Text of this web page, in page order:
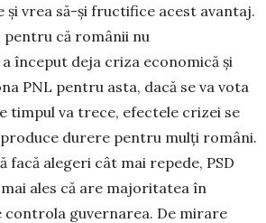
și vrea să-și fructifice acest avantaj.
pentru că românii nu
început deja criza economică și
PNL pentru asta, dacă se va vota
timpul va trece, efectele crizei se
durere pentru mulți români.
facă alegeri cât mai repede, PSD
ales că are majoritatea în
controla guvernarea. De mirare